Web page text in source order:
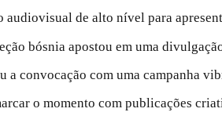
de alto nível para
bósnia apostou em uma
convocação com uma campanha
o momento com publicações